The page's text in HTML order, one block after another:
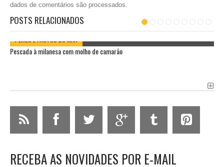
dados de comentários são processados
POSTS RELACIONADOS
PEIXES E FRUTOS DO MAR
Pescada à milanesa com molho de camarão
RECEBA AS NOVIDADES POR E-MAIL